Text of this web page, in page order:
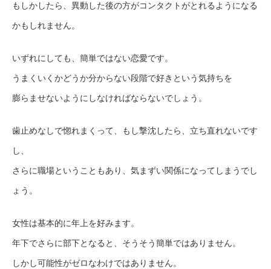
もしかしたら、異動した後の方がコンタクトがとれるようになる
かもしれません。
いずれにしても、簡単ではない恋愛です。
うまくいくかどうか分からない段階で好きという気持ちを
膨らませないようにしなければならないでしょう。
歯止めなしで惚れまくって、もし撃沈したら、立ち直れないです
し、
さらに職場ということもあり、気まずい関係になってしまうでし
ょう。
女性は基本的に年上を好みます。
年下でさらに部下となると、そうそう簡単ではありません。
しかし可能性がゼロなわけではありません。